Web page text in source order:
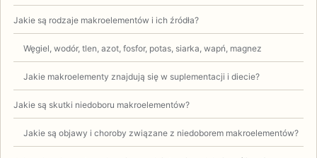
Jakie są rodzaje makroelementów i ich źródła?
Węgiel, wodór, tlen, azot, fosfor, potas, siarka, wapń, magnez
Jakie makroelementy znajdują się w suplementacji i diecie?
Jakie są skutki niedoboru makroelementów?
Jakie są objawy i choroby związane z niedoborem makroelementów?